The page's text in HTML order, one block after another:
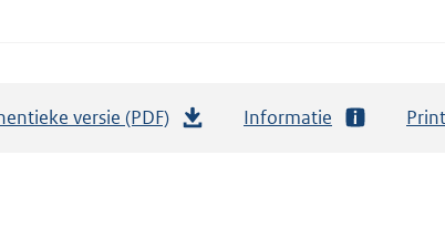
versie (PDF) Informatie